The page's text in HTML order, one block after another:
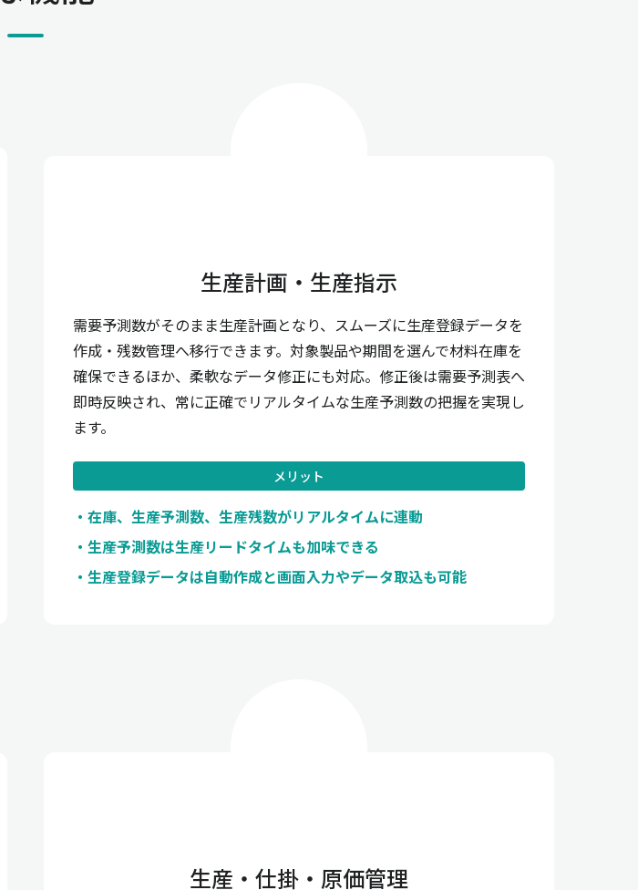
生産計画・生産指示
需要予測数がそのまま生産計画となり、スムーズに生産登録データを
作成・残数管理へ移行できます。対象製品や期間を選んで材料在庫を
確保できるほか、柔軟なデータ修正にも対応。修正後は需要予測表へ
即時反映され、常に正確でリアルタイムな生産予測数の把握を実現し
ます。
メリット
在庫、生産予測数、生産残数がリアルタイムに連動
生産予測数は生産リードタイムも加味できる
生産登録データは自動作成と画面入力やデータ取込も可能
生産・仕掛・原価管理